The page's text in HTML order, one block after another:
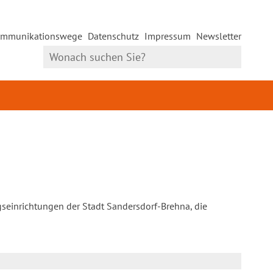
Datenschutz Impressum Newsletter
der Stadt Sandersdorf-Brehna, die